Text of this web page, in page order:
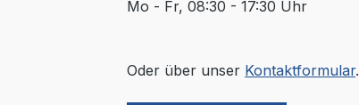
Mo - Fr, 08:30 - 17:30 Uhr
Oder über unser Kontaktformular.